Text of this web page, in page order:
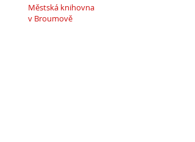
Městská knihovna
v Broumově